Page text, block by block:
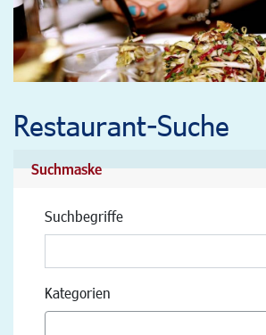
Restaurant-Suche
Suchmaske
Suchbegriffe
Kategorien